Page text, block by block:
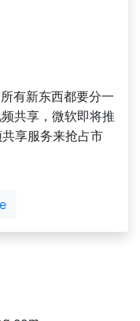
有新东西都要分一
共享，微软即将推
享服务来抢占市